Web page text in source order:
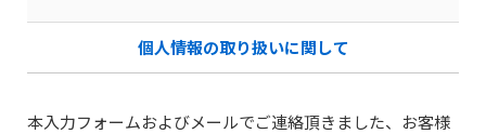
個人情報の取り扱いに関して
本入力フォームおよびメールでご連絡頂きました、お客様